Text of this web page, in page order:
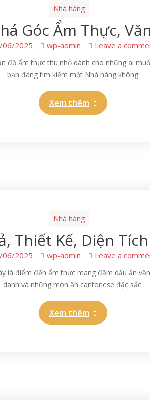
Nhà hàng
Góc Ẩm Thực,
06/2025 wp-admin Leave a
đồ ẩm thực thu nhỏ dành cho những ai
bạn đang tìm kiếm một Nhà hàng không
Xem thêm
Nhà hàng
Thiết Kế, Diện
06/2025 wp-admin Leave a
là điểm đến ẩm thực mang đậm dấu ấn
danh và những món ăn cantonese đặc sắc.
Xem thêm